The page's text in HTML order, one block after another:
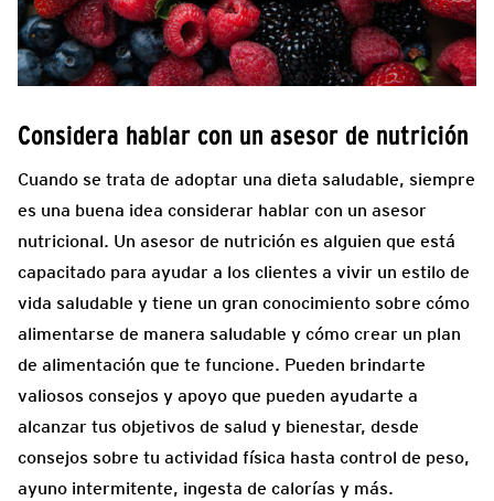
Considera hablar con un asesor de nutrición
Cuando se trata de adoptar una dieta saludable, siempre
es una buena idea considerar hablar con un asesor
nutricional. Un asesor de nutrición es alguien que está
capacitado para ayudar a los clientes a vivir un estilo de
vida saludable y tiene un gran conocimiento sobre cómo
alimentarse de manera saludable y cómo crear un plan
de alimentación que te funcione. Pueden brindarte
valiosos consejos y apoyo que pueden ayudarte a
alcanzar tus objetivos de salud y bienestar, desde
consejos sobre tu actividad física hasta control de peso,
ayuno intermitente, ingesta de calorías y más.